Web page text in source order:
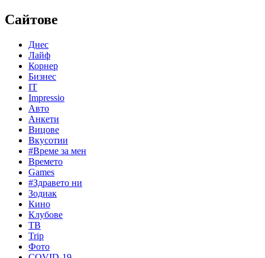
Сайтове
Днес
Лайф
Корнер
Бизнес
IT
Impressio
Авто
Анкети
Вицове
Вкусотии
#Време за мен
Времето
Games
#Здравето ни
Зодиак
Кино
Клубове
ТВ
Trip
Фото